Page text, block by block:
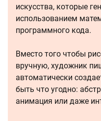
искусства, которые
использованием
программного кода.
Вместо того чтобы
вручную, художник
автоматически
быть что угодно:
анимация или даже